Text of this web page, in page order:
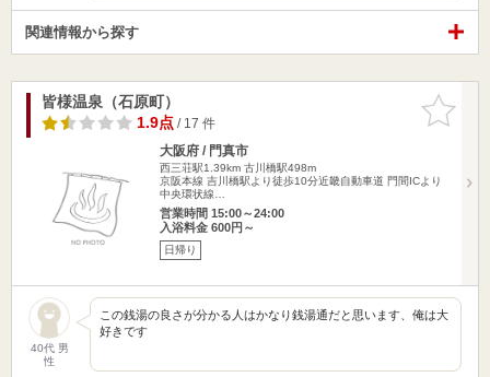
関連情報から探す
お気に入
りに追加
皆様温泉（石原町）
1.9点/ 17 件
大阪府 / 門真市
西三荘駅1.39km 古川橋駅498m
京阪本線 吉川橋駅より徒歩10分近畿自動車道 門間ICより
中央環状線…
営業時間 15:00～24:00
入浴料金 600円～
日帰り
40代 男
性
この銭湯の良さが分かる人はかなり銭湯通だと思います、俺は大
好きです